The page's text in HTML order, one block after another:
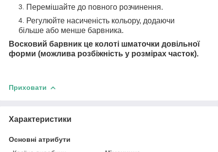
Перемішайте до повного розчинення.
Регулюйте насиченість кольору, додаючи
більше або менше барвника.
Восковий барвник це колоті шматочки довільної
форми (можлива розбіжність у розмірах часток).
Приховати
Характеристики
Основні атрибути